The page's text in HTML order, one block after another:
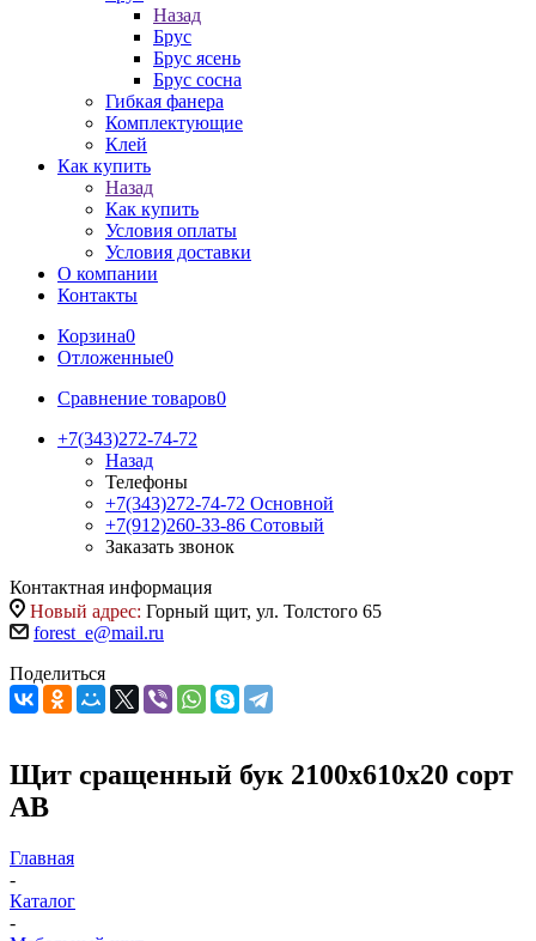
Назад
Брус
Брус ясень
Брус сосна
Гибкая фанера
Комплектующие
Клей
Как купить
Назад
Как купить
Условия оплаты
Условия доставки
О компании
Контакты
Корзина0
Отложенные0
Сравнение товаров0
+7(343)272-74-72
Назад
Телефоны
+7(343)272-74-72 Основной
+7(912)260-33-86 Сотовый
Заказать звонок
Контактная информация
Новый адрес: Горный щит, ул. Толстого 65
forest_e@mail.ru
Поделиться
Щит сращенный бук 2100х610х20 сорт
АВ
Главная
-
Каталог
-